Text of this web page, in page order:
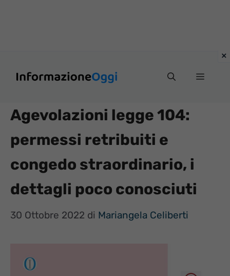
Menu
Agevolazioni legge 104:
permessi retribuiti e
congedo straordinario, i
dettagli poco conosciuti
30 Ottobre 2022 di Mariangela Celiberti